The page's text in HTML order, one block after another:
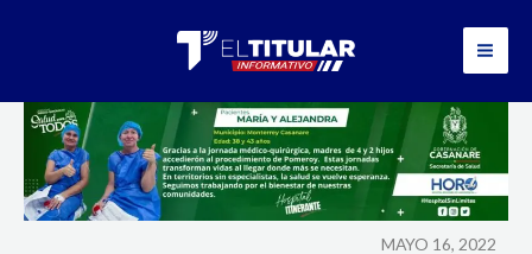
MAYO 16, 2022